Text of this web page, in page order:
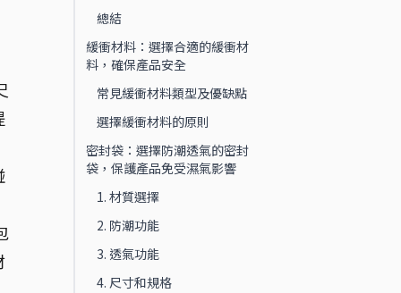
總結
緩衝材料：選擇合適的緩衝材
料，確保產品安全
常見緩衝材料類型及優缺點
選擇緩衝材料的原則
密封袋：選擇防潮透氣的密封
袋，保護產品免受濕氣影響
1. 材質選擇
2. 防潮功能
3. 透氣功能
4. 尺寸和規格